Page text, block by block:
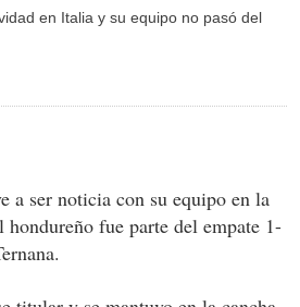
en Italia y su equipo no pasó del
a ser noticia con su equipo en la
hondureño fue parte del empate 1-